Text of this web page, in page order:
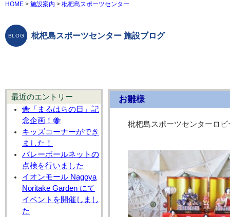
HOME > 施設案内 > 枇杷島スポーツセンター
枇杷島スポーツセンター 施設ブログ
最近のエントリー
🐝「まるはちの日」記
念企画！🐝
キッズコーナーができ
ました！
バレーボールネットの
点検を行いました
イオンモール Nagoya
Noritake Garden にて
イベントを開催しまし
た
お雛様
枇杷島スポーツセンターロ